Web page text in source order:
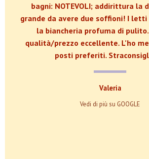
bagni: NOTEVOLI; addirittura la
grande da avere due soffioni! I letti
la biancheria profuma di
qualità/prezzo eccellente. L'ho
posti preferiti.
Valeria
Vedi di più su GOOGLE